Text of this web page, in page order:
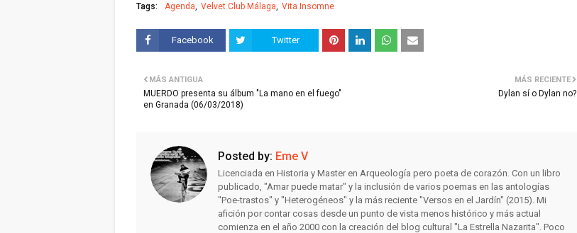
Tags: Agenda Velvet Club Málaga Vita Insomne
Facebook Twitter
MÁS RECIENTE
Dylan sí o Dylan no?
MÁS ANTIGUA
MUERDO presenta su álbum "La mano en el fuego"
en Granada (06/03/2018)
Posted by: Eme V
Licenciada en Historia y Master en Arqueología pero poeta de corazón. Con un libro
publicado, "Amar puede matar" y la inclusión de varios poemas en las antologías
"Poe-trastos" y "Heterogéneos" y la más reciente "Versos en el Jardín" (2015). Mi
afición por contar cosas desde un punto de vista menos histórico y más actual
comienza en el año 2000 con la creación del blog cultural "La Estrella Nazarita". Poco